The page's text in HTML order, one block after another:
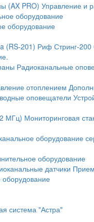
(AX PRO) Управление и
оборудование
оборудование
(RS-201) Риф Стринг-200
Радиоканальные
отоплением
оповещатели
МГц) Мониторинговая
оборудование
оборудование
датчики
система "Астра"